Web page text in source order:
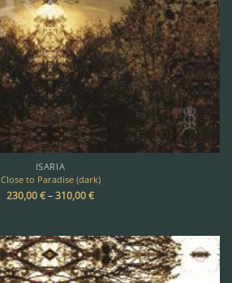
ISARIA
Close to Paradise (dark)
230,00€–310,00€